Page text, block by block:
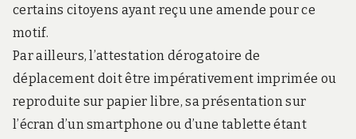
certains citoyens ayant reçu une amende pour ce
motif.
Par ailleurs, l’attestation dérogatoire de
déplacement doit être impérativement imprimée ou
reproduite sur papier libre, sa présentation sur
l’écran d’un smartphone ou d’une tablette étant